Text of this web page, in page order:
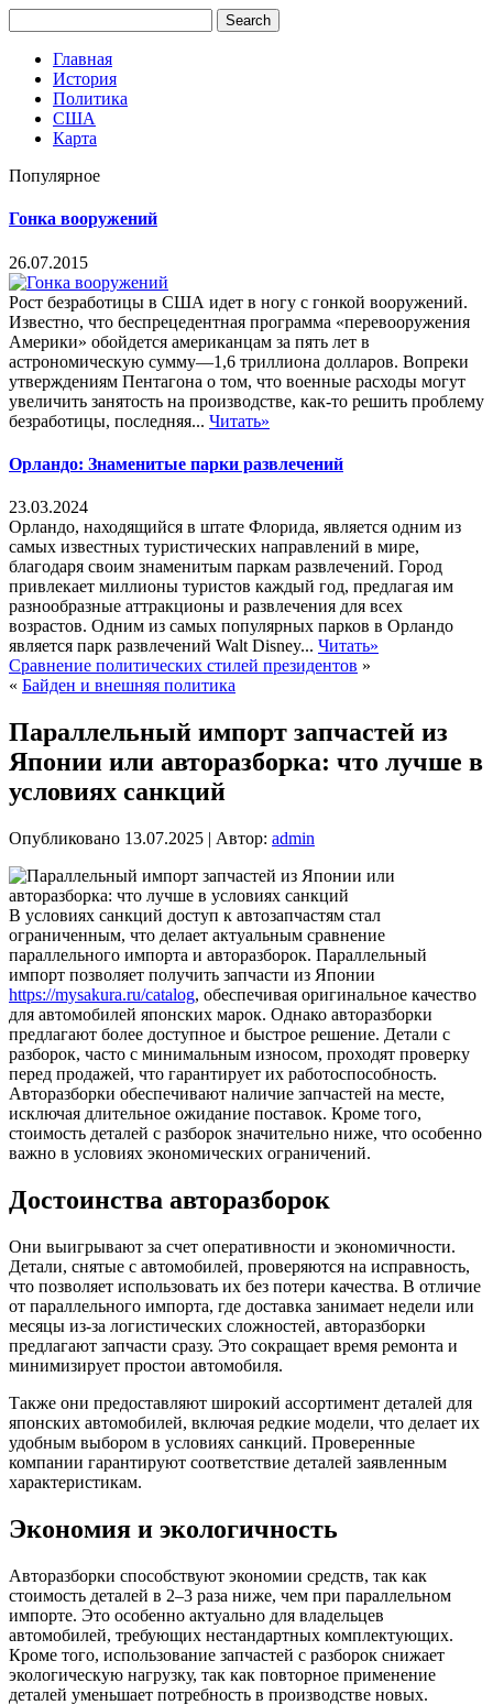
Главная
История
Политика
США
Карта
Популярное
Гонка вооружений
26.07.2015
Рост безработицы в США идет в ногу с гонкой вооружений.
Известно, что беспрецедентная программа «перевооружения
Америки» обойдется американцам за пять лет в
астрономическую сумму—1,6 триллиона долларов. Вопреки
утверждениям Пентагона о том, что военные расходы могут
увеличить занятость на производстве, как-то решить проблему
безработицы, последняя... Читать»
Орландо: Знаменитые парки развлечений
23.03.2024
Орландо, находящийся в штате Флорида, является одним из
самых известных туристических направлений в мире,
благодаря своим знаменитым паркам развлечений. Город
привлекает миллионы туристов каждый год, предлагая им
разнообразные аттракционы и развлечения для всех
возрастов. Одним из самых популярных парков в Орландо
является парк развлечений Walt Disney... Читать»
Сравнение политических стилей президентов »
« Байден и внешняя политика
Параллельный импорт запчастей из
Японии или авторазборка: что лучше в
условиях санкций
Опубликовано 13.07.2025 | Автор: admin
В условиях санкций доступ к автозапчастям стал
ограниченным, что делает актуальным сравнение
параллельного импорта и авторазборок. Параллельный
импорт позволяет получить запчасти из Японии
https://mysakura.ru/catalog, обеспечивая оригинальное качество
для автомобилей японских марок. Однако авторазборки
предлагают более доступное и быстрое решение. Детали с
разборок, часто с минимальным износом, проходят проверку
перед продажей, что гарантирует их работоспособность.
Авторазборки обеспечивают наличие запчастей на месте,
исключая длительное ожидание поставок. Кроме того,
стоимость деталей с разборок значительно ниже, что особенно
важно в условиях экономических ограничений.
Достоинства авторазборок
Они выигрывают за счет оперативности и экономичности.
Детали, снятые с автомобилей, проверяются на исправность,
что позволяет использовать их без потери качества. В отличие
от параллельного импорта, где доставка занимает недели или
месяцы из-за логистических сложностей, авторазборки
предлагают запчасти сразу. Это сокращает время ремонта и
минимизирует простои автомобиля.
Также они предоставляют широкий ассортимент деталей для
японских автомобилей, включая редкие модели, что делает их
удобным выбором в условиях санкций. Проверенные
компании гарантируют соответствие деталей заявленным
характеристикам.
Экономия и экологичность
Авторазборки способствуют экономии средств, так как
стоимость деталей в 2–3 раза ниже, чем при параллельном
импорте. Это особенно актуально для владельцев
автомобилей, требующих нестандартных комплектующих.
Кроме того, использование запчастей с разборок снижает
экологическую нагрузку, так как повторное применение
деталей уменьшает потребность в производстве новых.